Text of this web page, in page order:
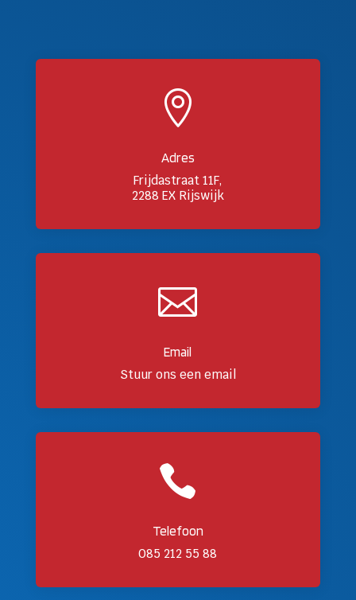

Adres
Frijdastraat 11F,
2288 EX Rijswijk

Email
Stuur ons een email

Telefoon
085 212 55 88